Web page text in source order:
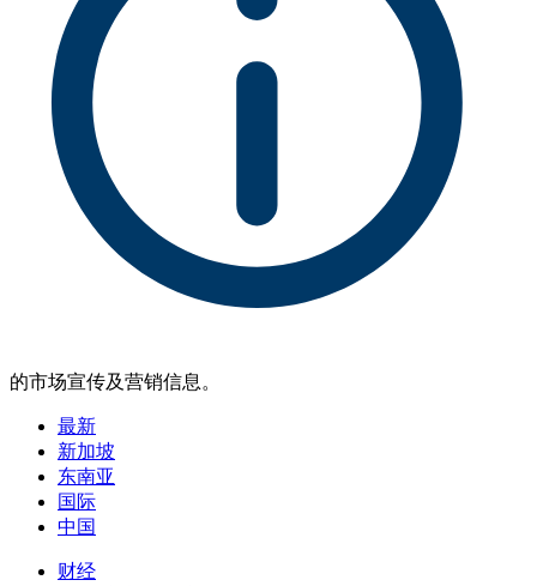
的市场宣传及营销信息。
最新
新加坡
东南亚
国际
中国
财经